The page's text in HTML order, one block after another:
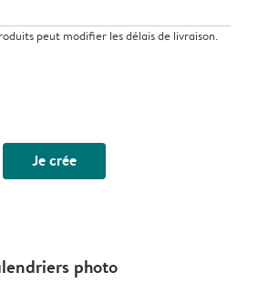
peut modifier les délais de livraison.
Je crée
photo